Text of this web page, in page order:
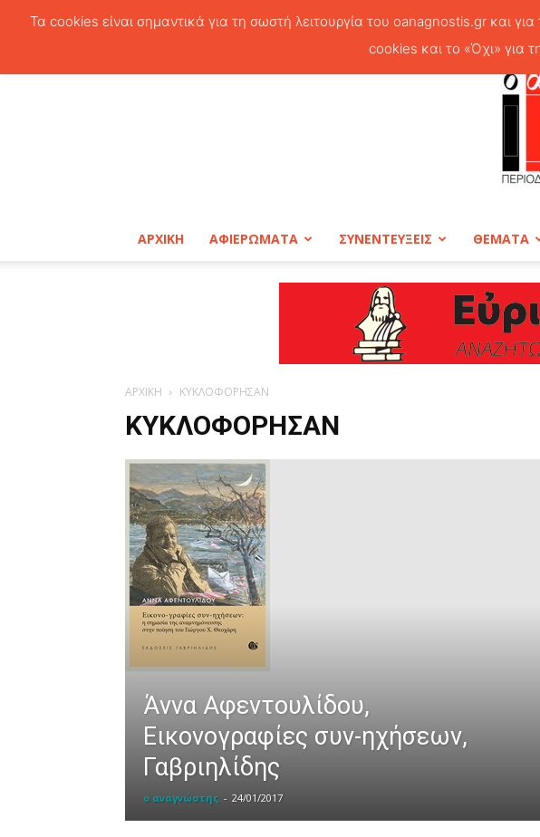
ΑΡΧΙΚΗ ΑΦΙΕΡΩΜΑΤΑ ΣΥΝΕΝΤΕΥΞΕΙΣ ΘΕΜΑΤΑ
ΑΡΧΙΚΗ ΚΥΚΛΟΦΟΡΗΣΑΝ
ΚΥΚΛΟΦΟΡΗΣΑΝ
Άννα Αφεντουλίδου,
Εικονογραφίες συν-ηχήσεων,
Γαβριηλίδης
ο αναγνώστης - 24/01/2017
Τα cookies είναι σημαντικά για τη σωστή λειτουργία του oanagnostis.gr και
cookies και το «Όχι» για